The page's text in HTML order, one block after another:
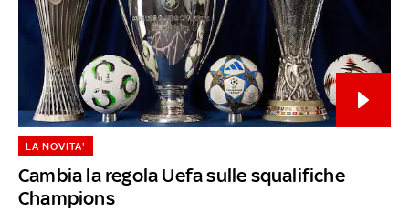
Cambia la regola Uefa sulle squalifiche
Champions
LA NOVITA'